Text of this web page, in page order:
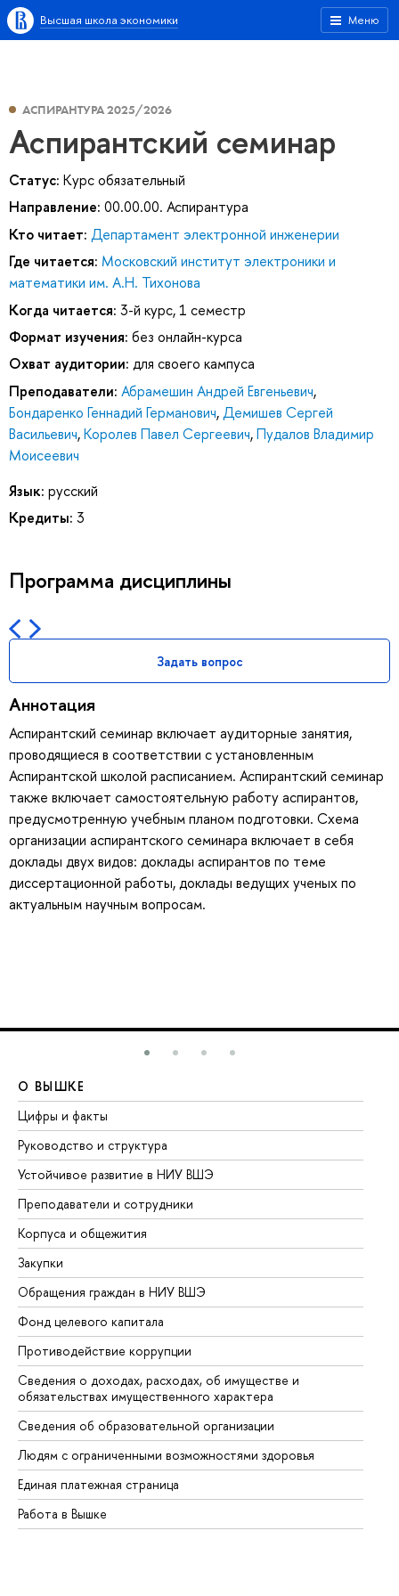
Меню
Высшая школа экономики
АСПИРАНТУРА 2025/2026
Аспирантский семинар
Статус: Курс обязательный
Направление: 00.00.00. Аспирантура
Кто читает: Департамент электронной инженерии
Где читается: Московский институт электроники и
математики им. А.Н. Тихонова
Когда читается: 3-й курс, 1 семестр
Формат изучения: без онлайн-курса
Охват аудитории: для своего кампуса
Преподаватели: Абрамешин Андрей Евгеньевич,
Бондаренко Геннадий Германович,Демишев Сергей
Васильевич,Королев Павел Сергеевич,Пудалов Владимир
Моисеевич
Язык: русский
Кредиты: 3
Программа дисциплины
Задать вопрос
Аннотация
Аспирантский семинар включает аудиторные занятия,
проводящиеся в соответствии с установленным
Аспирантской школой расписанием. Аспирантский семинар
также включает самостоятельную работу аспирантов,
предусмотренную учебным планом подготовки. Схема
организации аспирантского семинара включает в себя
доклады двух видов: доклады аспирантов по теме
диссертационной работы, доклады ведущих ученых по
актуальным научным вопросам.
О ВЫШКЕ
Цифры и факты
Руководство и структура
Устойчивое развитие в НИУ ВШЭ
Преподаватели и сотрудники
Корпуса и общежития
Закупки
Обращения граждан в НИУ ВШЭ
Фонд целевого капитала
Противодействие коррупции
Сведения о доходах, расходах, об имуществе и
обязательствах имущественного характера
Сведения об образовательной организации
Людям с ограниченными возможностями здоровья
Единая платежная страница
Работа в Вышке